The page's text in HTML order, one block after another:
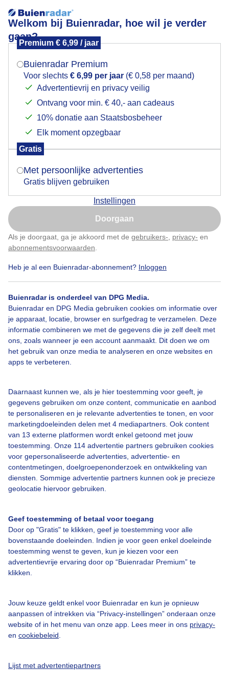
Welkom bij Buienradar, hoe wil je verder
gaan?
Premium € 6,99 / jaar
Buienradar Premium
Voor slechts € 6,99 per jaar (€ 0,58 per maand)
Advertentievrij en privacy veilig
Ontvang voor min. € 40,- aan cadeaus
10% donatie aan Staatsbosbeheer
Elk moment opzegbaar
Gratis
Met persoonlijke advertenties
Gratis blijven gebruiken
Instellingen
Doorgaan
Als je doorgaat, ga je akkoord met de gebruikers- privacy- en
abonnementsvoorwaarden
Heb je al een Buienradar-abonnement? Inloggen
Buienradar is onderdeel van DPG Media.
Buienradar en DPG Media gebruiken cookies om informatie over
je apparaat, locatie, browser en surfgedrag te verzamelen. Deze
informatie combineren we met de gegevens die je zelf deelt met
ons, zoals wanneer je een account aanmaakt. Dit doen we om
het gebruik van onze media te analyseren en onze websites en
apps te verbeteren.
Daarnaast kunnen we, als je hier toestemming voor geeft, je
gegevens gebruiken om onze content, communicatie en aanbod
te personaliseren en je relevante advertenties te tonen, en voor
marketingdoeleinden delen met 4 mediapartners. Ook content
van 13 externe platformen wordt enkel getoond met jouw
toestemming. Onze 114 advertentie partners gebruiken cookies
voor gepersonaliseerde advertenties, advertentie- en
contentmetingen, doelgroepenonderzoek en ontwikkeling van
diensten. Sommige advertentie partners kunnen ook je precieze
geolocatie hiervoor gebruiken.
Geef toestemming of betaal voor toegang
Door op "Gratis" te klikken, geef je toestemming voor alle
bovenstaande doeleinden. Indien je voor geen enkel doeleinde
toestemming wenst te geven, kun je kiezen voor een
advertentievrije ervaring door op “Buienradar Premium” te
klikken.
Jouw keuze geldt enkel voor Buienradar en kun je opnieuw
aanpassen of intrekken via “Privacy-instellingen” onderaan onze
website of in het menu van onze app. Lees meer in ons privacy-
en cookiebeleid
Lijst met advertentiepartners
Mooie bloeiende cactussen
Vanmiddag bij de Costa Brava
Bloeiendecactussen Sluierbewolking Zon
Bekijk slideshow
Een moment geduld aub...
Bedrijfsgegevens
Veelgestelde vragen
Contact
Adverteren
Buienradar Team
Cookie beleid
Mogen we je locatie gebruiken voor het
Indien je hier nog geen akkoord op hebt gegeven,
verschijnt er zo een pop-up uit je browser waarin
Is goed, toon de popup
Nu niet, misschien later
Klik hierom dit aan te passen